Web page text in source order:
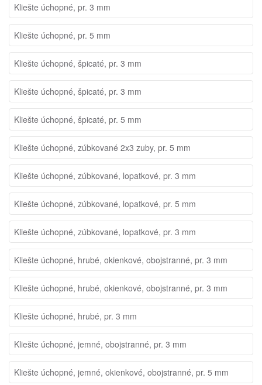
Kliešte úchopné, pr. 3 mm
Kliešte úchopné, pr. 5 mm
Kliešte úchopné, špicaté, pr. 3 mm
Kliešte úchopné, špicaté, pr. 3 mm
Kliešte úchopné, špicaté, pr. 5 mm
Kliešte úchopné, zúbkované 2x3 zuby, pr. 5 mm
Kliešte úchopné, zúbkované, lopatkové, pr. 3 mm
Kliešte úchopné, zúbkované, lopatkové, pr. 5 mm
Kliešte úchopné, zúbkované, lopatkové, pr. 3 mm
Kliešte úchopné, hrubé, okienkové, obojstranné, pr. 3 mm
Kliešte úchopné, hrubé, okienkové, obojstranné, pr. 3 mm
Kliešte úchopné, hrubé, pr. 3 mm
Kliešte úchopné, jemné, obojstranné, pr. 3 mm
Kliešte úchopné, jemné, okienkové, obojstranné, pr. 5 mm